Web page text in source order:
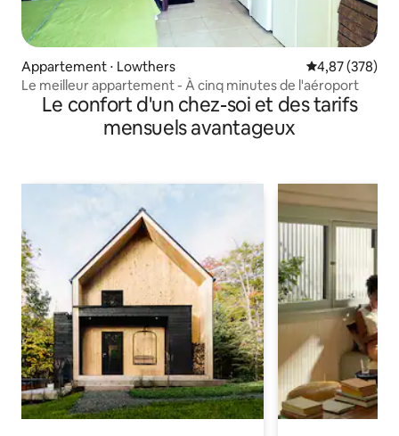
Appartement ⋅ Lowthers Évaluation
4,87 (378)
Le meilleur appartement - À cinq minutes de l'aéroport
Le confort d'un chez-soi et des tarifs
mensuels avantageux